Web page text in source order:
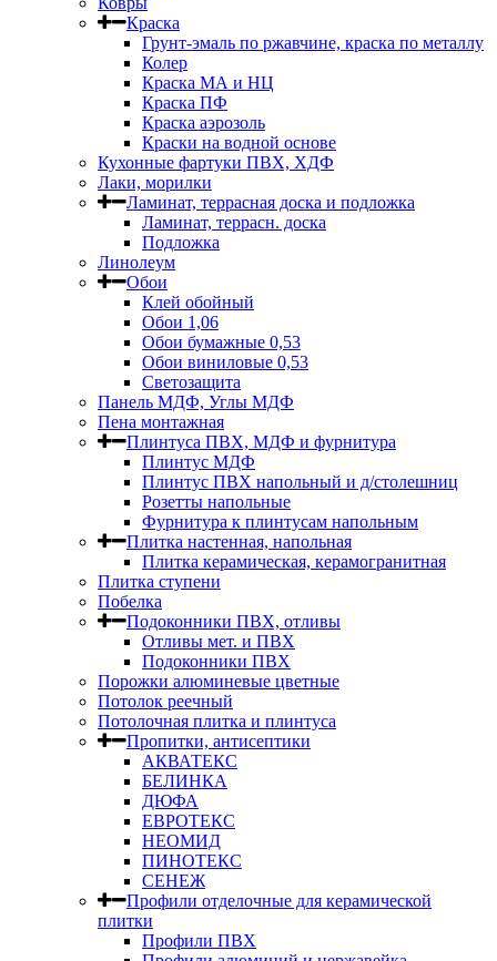
Краска
Грунт-эмаль по ржавчине, краска по металлу
Колер
Краска МА и НЦ
Краска ПФ
Краска аэрозоль
Краски на водной основе
Кухонные фартуки ПВХ, ХДФ
Лаки, морилки
Ламинат, террасная доска и подложка
Ламинат, террасн. доска
Подложка
Линолеум
Обои
Клей обойный
Обои 1,06
Обои бумажные 0,53
Обои виниловые 0,53
Светозащита
Панель МДФ, Углы МДФ
Пена монтажная
Плинтуса ПВХ, МДФ и фурнитура
Плинтус МДФ
Плинтус ПВХ напольный и д/столешниц
Розетты напольные
Фурнитура к плинтусам напольным
Плитка настенная, напольная
Плитка керамическая, керамогранитная
Плитка ступени
Побелка
Подоконники ПВХ, отливы
Отливы мет. и ПВХ
Подоконники ПВХ
Порожки алюминевые цветные
Потолок реечный
Потолочная плитка и плинтуса
Пропитки, антисептики
АКВАТЕКС
БЕЛИНКА
ДЮФА
ЕВРОТЕКС
НЕОМИД
ПИНОТЕКС
СЕНЕЖ
Профили отделочные для керамической
плитки
Профили ПВХ